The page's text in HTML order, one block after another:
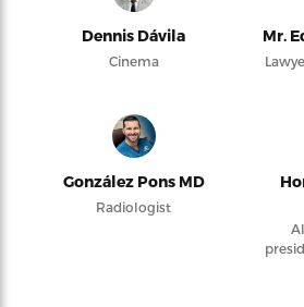
Dennis Dávila
Cinema
Mr.
González Pons MD
Radiologist